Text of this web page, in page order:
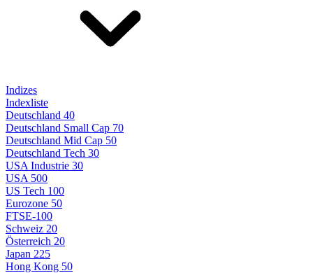
Indizes
Indexliste
Deutschland 40
Deutschland Small Cap 70
Deutschland Mid Cap 50
Deutschland Tech 30
USA Industrie 30
USA 500
US Tech 100
Eurozone 50
FTSE-100
Schweiz 20
Österreich 20
Japan 225
Hong Kong 50